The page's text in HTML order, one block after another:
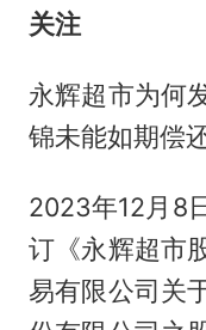
关注
永辉超市为何
锦未能如期偿
2023年12月8
订《永辉超市
易有限公司关